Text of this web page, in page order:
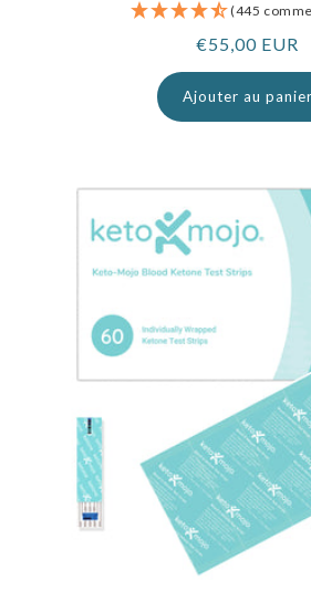
(445
Prix
normal
€55,00 EUR
Ajouter au panier